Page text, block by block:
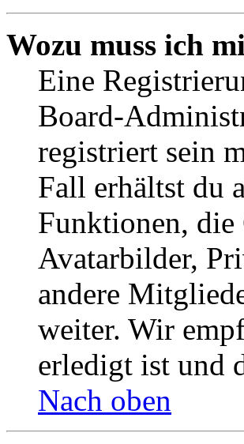
Wozu muss ich
Eine
Board-
registriert sein
Fall erhältst du
Funktionen, die
Avatarbilder,
andere
weiter. Wir
erledigt ist und
Nach oben